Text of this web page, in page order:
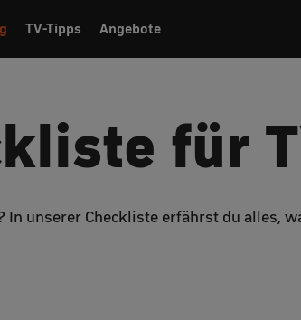
TV-Tipps Angebote
für
unserer Checkliste erfährst du alles,